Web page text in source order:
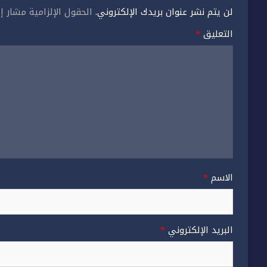
لن يتم نشر عنوان بريدك الإلكتروني. الحقول الإلزامية مشار
التعليق*
الاسم*
البريد الإلكتروني*